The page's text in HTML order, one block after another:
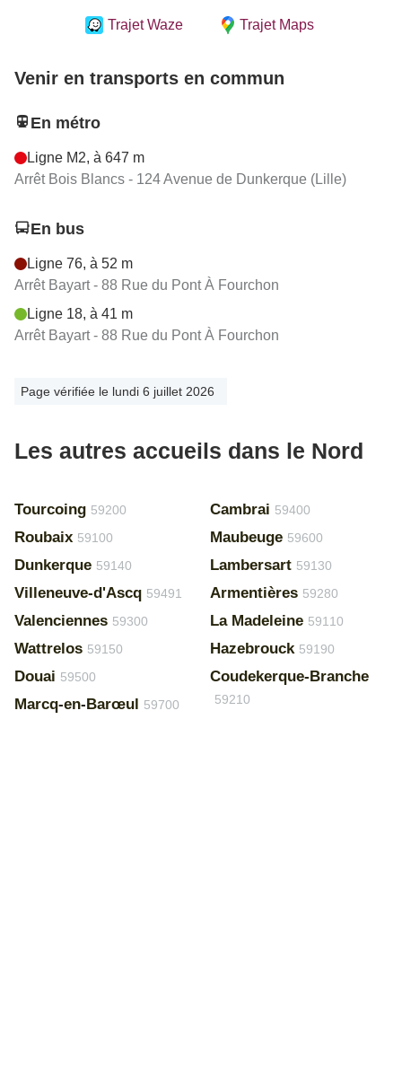
Trajet Waze Trajet Maps
Venir en transports en commun
En métro
Ligne M2, à 647 m
Arrêt Bois Blancs - 124 Avenue de Dunkerque (Lille)
En bus
Ligne 76, à 52 m
Arrêt Bayart - 88 Rue du Pont À Fourchon
Ligne 18, à 41 m
Arrêt Bayart - 88 Rue du Pont À Fourchon
Page vérifiée le lundi 6 juillet 2026
Les autres accueils dans le Nord
Tourcoing 59200
Roubaix 59100
Dunkerque 59140
Villeneuve-d'Ascq 59491
Valenciennes 59300
Wattrelos 59150
Douai 59500
Marcq-en-Barœul 59700
Cambrai 59400
Maubeuge 59600
Lambersart 59130
Armentières 59280
La Madeleine 59110
Hazebrouck 59190
Coudekerque-Branche
59210